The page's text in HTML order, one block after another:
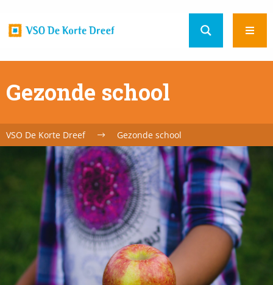
Home
Gezonde school
VSO De Korte Dreef Gezonde school